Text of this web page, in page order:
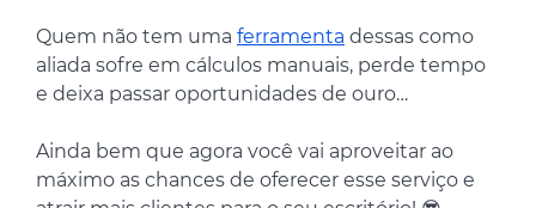
Quem não tem uma ferramenta dessas como
aliada sofre em cálculos manuais, perde tempo
e deixa passar oportunidades de ouro…
Ainda bem que agora você vai aproveitar ao
máximo as chances de oferecer esse serviço e